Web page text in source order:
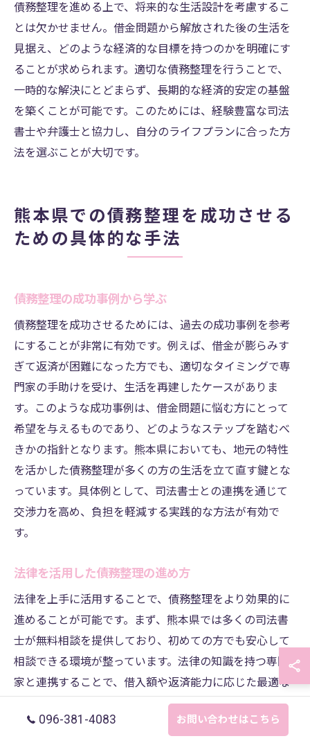
債務整理を進める上で、将来的な生活設計を考慮するこ
とは欠かせません。借金問題から解放された後の生活を
見据え、どのような経済的な目標を持つのかを明確にす
ることが求められます。適切な債務整理を行うことで、
一時的な解決にとどまらず、長期的な経済的安定の基盤
を築くことが可能です。このためには、経験豊富な司法
書士や弁護士と協力し、自分のライフプランに合った方
法を選ぶことが大切です。
熊本県での債務整理を成功させる
ための具体的な手法
債務整理の成功事例から学ぶ
債務整理を成功させるためには、過去の成功事例を参考
にすることが非常に有効です。例えば、借金が膨らみす
ぎて返済が困難になった方でも、適切なタイミングで専
門家の手助けを受け、生活を再建したケースがありま
す。このような成功事例は、借金問題に悩む方にとって
希望を与えるものであり、どのようなステップを踏むべ
きかの指針となります。熊本県においても、地元の特性
を活かした債務整理が多くの方の生活を立て直す鍵とな
っています。具体例として、司法書士との連携を通じて
交渉力を高め、負担を軽減する実践的な方法が有効で
す。
法律を活用した債務整理の進め方
法律を上手に活用することで、債務整理をより効果的に
進めることが可能です。まず、熊本県では多くの司法書
士が無料相談を提供しており、初めての方でも安心して
相談できる環境が整っています。法律の知識を持つ専門
家と連携することで、借入額や返済能力に応じた最適な
債務整理プランを立案できます。また、法的手続きを踏
むことにより、債権者との交渉をスムーズに進めること
096-381-4083 お問い合わせはこちら